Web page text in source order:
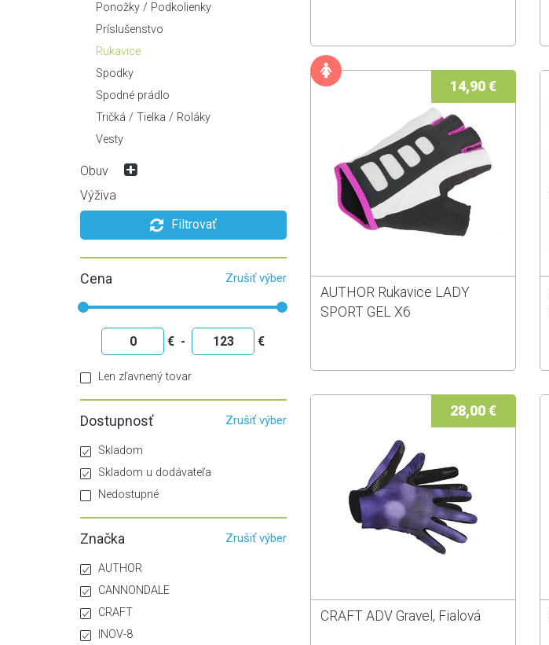
Radenie
Rámy
Reťaze
Riadidlá
Rohy / Gripy / Omotávky
Sedlá
Sedlovky
Vidlice / Tlmiče
Stojany / Držiaky
Tašky
Zámky
Ponožky / Podkolienky
Príslušenstvo
Rukavice
Spodky
Spodné prádlo
Tričká / Tielka / Roláky
Vesty
Obuv
Bežecká obuv
Cyklistická obuv
Lyžiarska obuv
Turistická obuv
Výživa
Filtrovať
Cena Zrušiť výber
€ - €
Len zľavnený tovar
Dostupnosť Zrušiť výber
Skladom
Skladom u dodávateľa
Nedostupné
Značka Zrušiť výber
AUTHOR
CANNONDALE
CRAFT
INOV-8
14,90 €
AUTHOR Rukavice LADY
SPORT GEL X6
28,00 €
CRAFT ADV Gravel, Fialová